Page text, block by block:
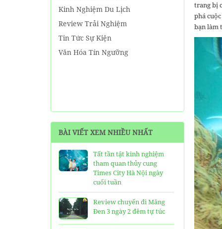
Kinh Nghiệm Du Lịch
Review Trải Nghiệm
Tin Tức Sự Kiện
Văn Hóa Tín Ngưỡng
BÀI VIẾT XEM NHIỀU NHẤT
Tất tần tật kinh nghiệm
tham quan thủy cung
Times City Hà Nội ngày
cuối tuần
Review chuyến đi Măng
Đen 3 ngày 2 đêm tự túc
trang bị
phá
bạn làm